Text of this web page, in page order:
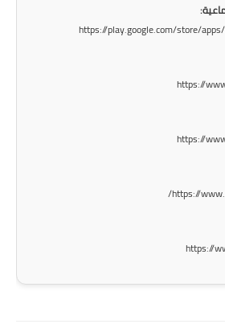
https://play.google.com/store/
https://
https://
https://
https://